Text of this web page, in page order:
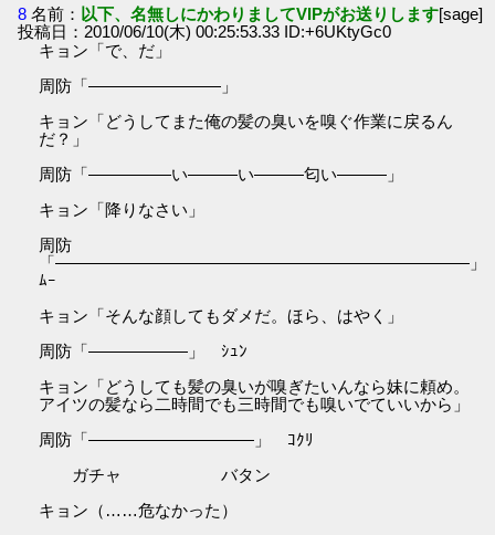
8 名前： 以下、名無しにかわりましてVIPがお送りします[sage]
投稿日：2010/06/10(木) 00:25:53.33 ID:+6UKtyGc0
キョン「で、だ」
周防「――――――――」
キョン「どうしてまた俺の髪の臭いを嗅ぐ作業に戻るん
だ？」
周防「―――――い―――い―――匂い―――」
キョン「降りなさい」
周防
「―――――――――――――――――――――――――
ﾑｰ
キョン「そんな顔してもダメだ。ほら、はやく」
周防「――――――」 ｼｭﾝ
キョン「どうしても髪の臭いが嗅ぎたいんなら妹に頼め。
アイツの髪なら二時間でも三時間でも嗅いでていいから」
周防「――――――――――」 ｺｸﾘ
ガチャ バタン
キョン（……危なかった）